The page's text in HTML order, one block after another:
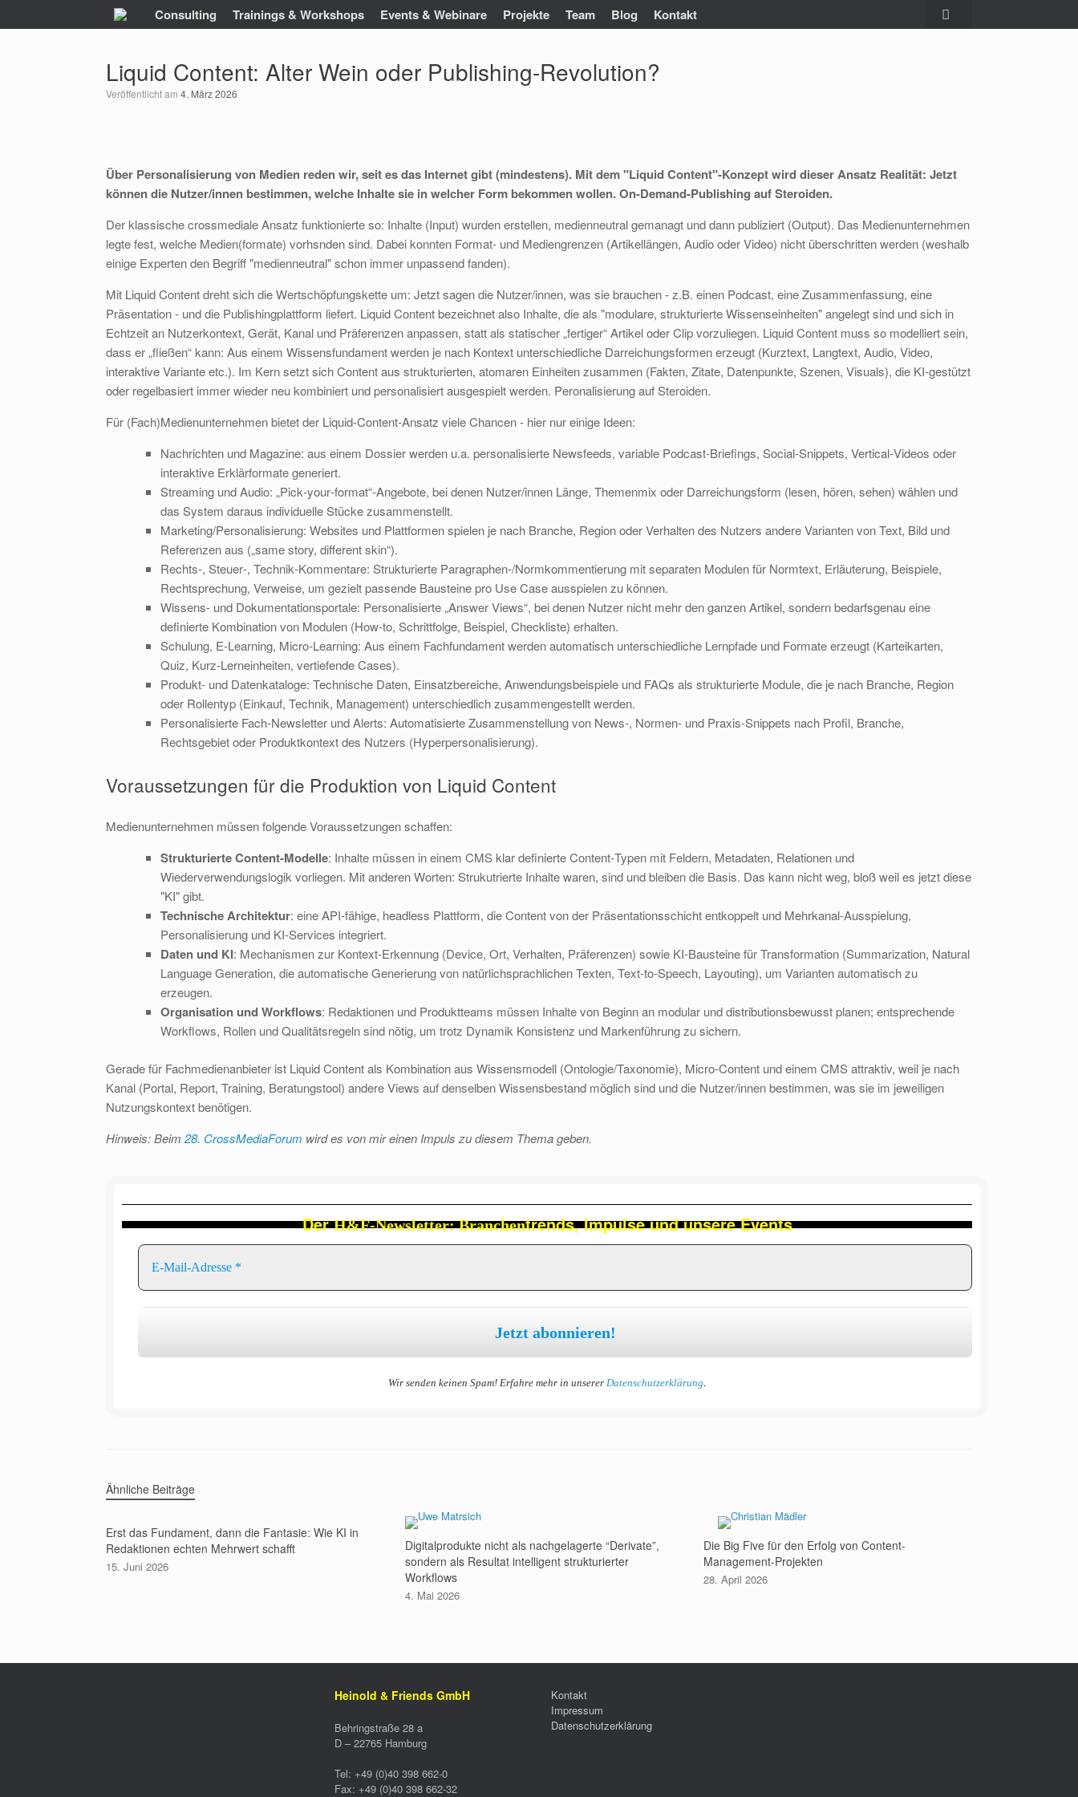
Consulting Trainings & Workshops Events & Webinare Projekte Team Blog Kontakt
Liquid Content: Alter Wein oder Publishing-Revolution?
Veröffentlicht am 4. März 2026
Über Personalisierung von Medien reden wir, seit es das Internet gibt (mindestens). Mit dem "Liquid Content"-Konzept wird dieser Ansatz Realität: Jetzt
können die Nutzer/innen bestimmen, welche Inhalte sie in welcher Form bekommen wollen. On-Demand-Publishing auf Steroiden.
Der klassische crossmediale Ansatz funktionierte so: Inhalte (Input) wurden erstellen, medienneutral gemanagt und dann publiziert (Output). Das Medienunternehmen
legte fest, welche Medien(formate) vorhsnden sind. Dabei konnten Format- und Mediengrenzen (Artikellängen, Audio oder Video) nicht überschritten werden (weshalb
einige Experten den Begriff "medienneutral" schon immer unpassend fanden).
Mit Liquid Content dreht sich die Wertschöpfungskette um: Jetzt sagen die Nutzer/innen, was sie brauchen - z.B. einen Podcast, eine Zusammenfassung, eine
Präsentation - und die Publishingplattform liefert. Liquid Content bezeichnet also Inhalte, die als "modulare, strukturierte Wissenseinheiten" angelegt sind und sich in
Echtzeit an Nutzerkontext, Gerät, Kanal und Präferenzen anpassen, statt als statischer „fertiger“ Artikel oder Clip vorzuliegen. Liquid Content muss so modelliert sein,
dass er „fließen“ kann: Aus einem Wissensfundament werden je nach Kontext unterschiedliche Darreichungsformen erzeugt (Kurztext, Langtext, Audio, Video,
interaktive Variante etc.). Im Kern setzt sich Content aus strukturierten, atomaren Einheiten zusammen (Fakten, Zitate, Datenpunkte, Szenen, Visuals), die KI‑gestützt
oder regelbasiert immer wieder neu kombiniert und personalisiert ausgespielt werden. Peronalisierung auf Steroiden.
Für (Fach)Medienunternehmen bietet der Liquid-Content-Ansatz viele Chancen - hier nur einige Ideen:
Nachrichten und Magazine: aus einem Dossier werden u.a. personalisierte Newsfeeds, variable Podcast‑Briefings, Social‑Snippets, Vertical‑Videos oder
interaktive Erklärformate generiert.
Streaming und Audio: „Pick‑your‑format“-Angebote, bei denen Nutzer/innen Länge, Themenmix oder Darreichungsform (lesen, hören, sehen) wählen und
das System daraus individuelle Stücke zusammenstellt.
Marketing/Personalisierung: Websites und Plattformen spielen je nach Branche, Region oder Verhalten des Nutzers andere Varianten von Text, Bild und
Referenzen aus („same story, different skin“).
Rechts‑, Steuer‑, Technik‑Kommentare: Strukturierte Paragraphen‑/Normkommentierung mit separaten Modulen für Normtext, Erläuterung, Beispiele,
Rechtsprechung, Verweise, um gezielt passende Bausteine pro Use Case ausspielen zu können.
Wissens- und Dokumentationsportale: Personalisierte „Answer Views“, bei denen Nutzer nicht mehr den ganzen Artikel, sondern bedarfsgenau eine
definierte Kombination von Modulen (How‑to, Schrittfolge, Beispiel, Checkliste) erhalten.
Schulung, E‑Learning, Micro‑Learning: Aus einem Fachfundament werden automatisch unterschiedliche Lernpfade und Formate erzeugt (Karteikarten,
Quiz, Kurz‑Lerneinheiten, vertiefende Cases).
Produkt‑ und Datenkataloge: Technische Daten, Einsatzbereiche, Anwendungsbeispiele und FAQs als strukturierte Module, die je nach Branche, Region
oder Rollentyp (Einkauf, Technik, Management) unterschiedlich zusammengestellt werden.
Personalisierte Fach‑Newsletter und Alerts: Automatisierte Zusammenstellung von News‑, Normen‑ und Praxis‑Snippets nach Profil, Branche,
Rechtsgebiet oder Produktkontext des Nutzers (Hyperpersonalisierung).
Voraussetzungen für die Produktion von Liquid Content
Medienunternehmen müssen folgende Voraussetzungen schaffen:
Strukturierte Content‑Modelle: Inhalte müssen in einem CMS klar definierte Content‑Typen mit Feldern, Metadaten, Relationen und
Wiederverwendungslogik vorliegen. Mit anderen Worten: Strukutrierte Inhalte waren, sind und bleiben die Basis. Das kann nicht weg, bloß weil es jetzt diese
"KI" gibt.
Technische Architektur: eine API‑fähige, headless Plattform, die Content von der Präsentationsschicht entkoppelt und Mehrkanal‑Ausspielung,
Personalisierung und KI‑Services integriert.
Daten und KI: Mechanismen zur Kontext‑Erkennung (Device, Ort, Verhalten, Präferenzen) sowie KI‑Bausteine für Transformation (Summarization, Natural
Language Generation, die automatische Generierung von natürlichsprachlichen Texten, Text‑to‑Speech, Layouting), um Varianten automatisch zu
erzeugen.
Organisation und Workflows: Redaktionen und Produktteams müssen Inhalte von Beginn an modular und distributionsbewusst planen; entsprechende
Workflows, Rollen und Qualitätsregeln sind nötig, um trotz Dynamik Konsistenz und Markenführung zu sichern.
Gerade für Fachmedienanbieter ist Liquid Content als Kombination aus Wissensmodell (Ontologie/Taxonomie), Micro‑Content und einem CMS attraktiv, weil je nach
Kanal (Portal, Report, Training, Beratungstool) andere Views auf denselben Wissensbestand möglich sind und die Nutzer/innen bestimmen, was sie im jeweiligen
Nutzungskontext benötigen.
Hinweis: Beim 28. CrossMediaForum wird es von mir einen Impuls zu diesem Thema geben.
DerH&F-Newsletter: Branchentrends, Impulse und unsere Events
Wir senden keinen Spam! Erfahre mehr in unserer Datenschutzerklärung.
Ähnliche Beiträge
Erst das Fundament, dann die Fantasie: Wie KI in
Redaktionen echten Mehrwert schafft
15. Juni 2026
Digitalprodukte nicht als nachgelagerte “Derivate”,
sondern als Resultat intelligent strukturierter
Workflows
4. Mai 2026
Die Big Five für den Erfolg von Content-
Management-Projekten
28. April 2026
Heinold & Friends GmbH
Behringstraße 28 a
D –22765 Hamburg
Tel: +49 (0)40 398 662-0
Fax: +49 (0)40 398 662-32
Kontakt
Impressum
Datenschutzerklärung